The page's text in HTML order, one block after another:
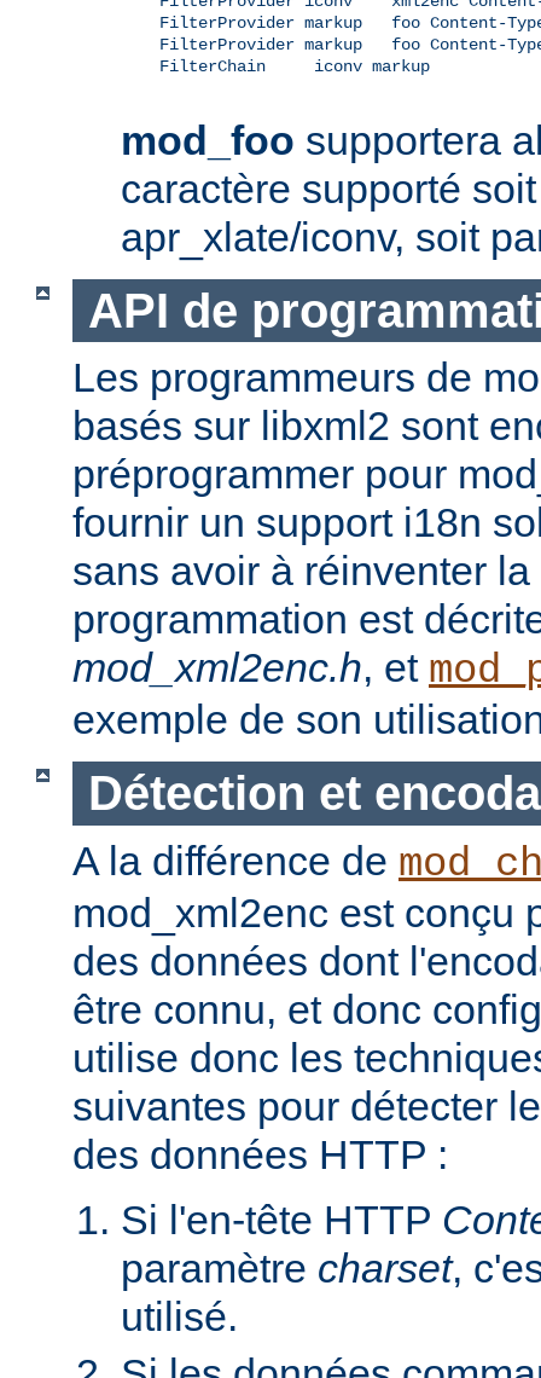
FilterProvider markup   foo Content-
FilterProvider markup   foo Content-
    FilterChain     iconv markup
mod_foo supportera
caractère supporté
apr_xlate/iconv, soit
API de
Les programmeurs de
basés sur libxml2 sont
préprogrammer pour
fournir un support i18n
sans avoir à réinventer
programmation est
mod_xml2enc.h, et
exemple de son
Détection et
A la différence de
mod_xml2enc est conçu
des données dont
être connu, et donc
utilise donc les
suivantes pour détecter
des données HTTP :
Si l'en-tête HTTP
paramètre charset,
utilisé.